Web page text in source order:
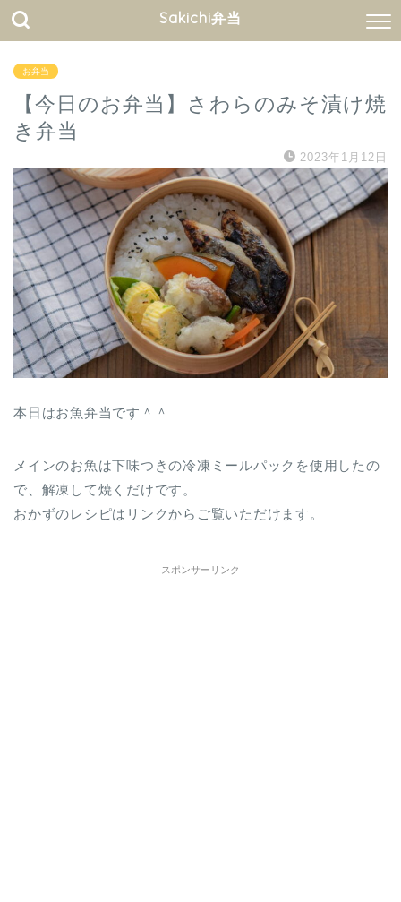
Sakichi弁当
お弁当
【今日のお弁当】さわらのみそ漬け焼
き弁当
2023年1月12日
本日はお魚弁当です＾＾
メインのお魚は下味つきの冷凍ミールパックを使用したの
で、解凍して焼くだけです。
おかずのレシピはリンクからご覧いただけます。
スポンサーリンク